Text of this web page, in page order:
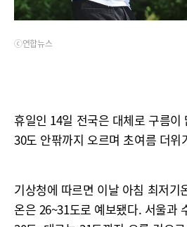
ⓒ연합뉴스
휴일인 14일 전국은 대체로 구름이
30도 안팎까지 오르며 초여름 더위
기상청에 따르면 이날 아침 최저기
온은 26~31도로 예보됐다. 서울과